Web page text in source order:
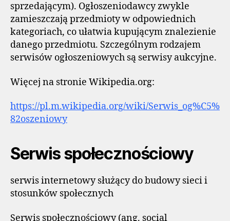
sprzedającym). Ogłoszeniodawcy zwykle
zamieszczają przedmioty w odpowiednich
kategoriach, co ułatwia kupującym znalezienie
danego przedmiotu. Szczególnym rodzajem
serwisów ogłoszeniowych są serwisy aukcyjne.
Więcej na stronie Wikipedia.org:
https://pl.m.wikipedia.org/wiki/Serwis_og%C5%
82oszeniowy
Serwis społecznościowy
serwis internetowy służący do budowy sieci i
stosunków społecznych
Serwis społecznościowy (ang. social